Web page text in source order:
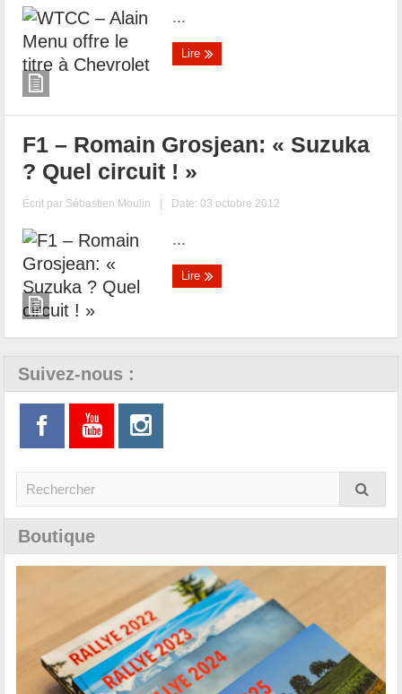
...
Lire
F1 – Romain Grosjean: « Suzuka
? Quel circuit ! »
Écrit par Sébastien Moulin | Date: 03 octobre 2012
...
Lire
Suivez-nous :
Boutique